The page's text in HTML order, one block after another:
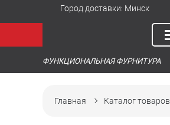
Город доставки: Минск
ФУНКЦИОНАЛЬНАЯ ФУРНИТУРА
Главная Каталог товаров